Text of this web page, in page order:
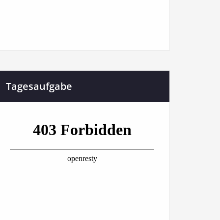
Tagesaufgabe